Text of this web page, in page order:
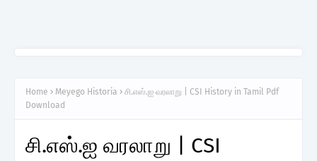
Home Meyego Historia
சி.எஸ்.ஐ வரலாறு | CSI History in Tamil Pdf
Download
சி.எஸ்.ஐ வரலாறு | CSI